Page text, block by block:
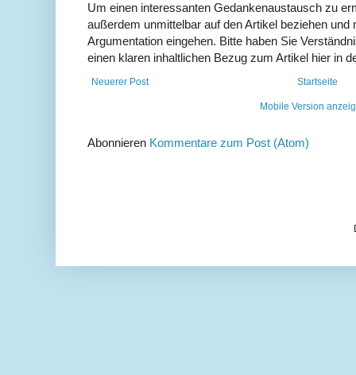
Um einen interessanten Gedankenaustausch zu
außerdem unmittelbar auf den Artikel beziehen und
Argumentation eingehen. Bitte haben Sie
einen klaren inhaltlichen Bezug zum Artikel hier in
Neuerer Post Startseite
Mobile Version
Abonnieren Kommentare zum Post (Atom)